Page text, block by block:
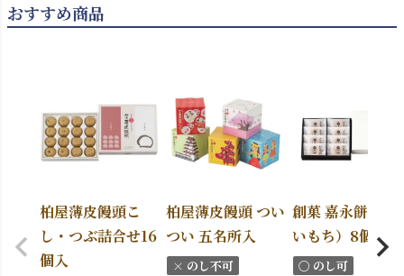
おすすめ商品
柏屋薄皮饅頭こ
し・つぶ詰合せ16
個入
柏屋薄皮饅頭 つい
つい 五名所入
× のし不可
創菓 嘉永餅（か
いもち）8個入
〇 のし可